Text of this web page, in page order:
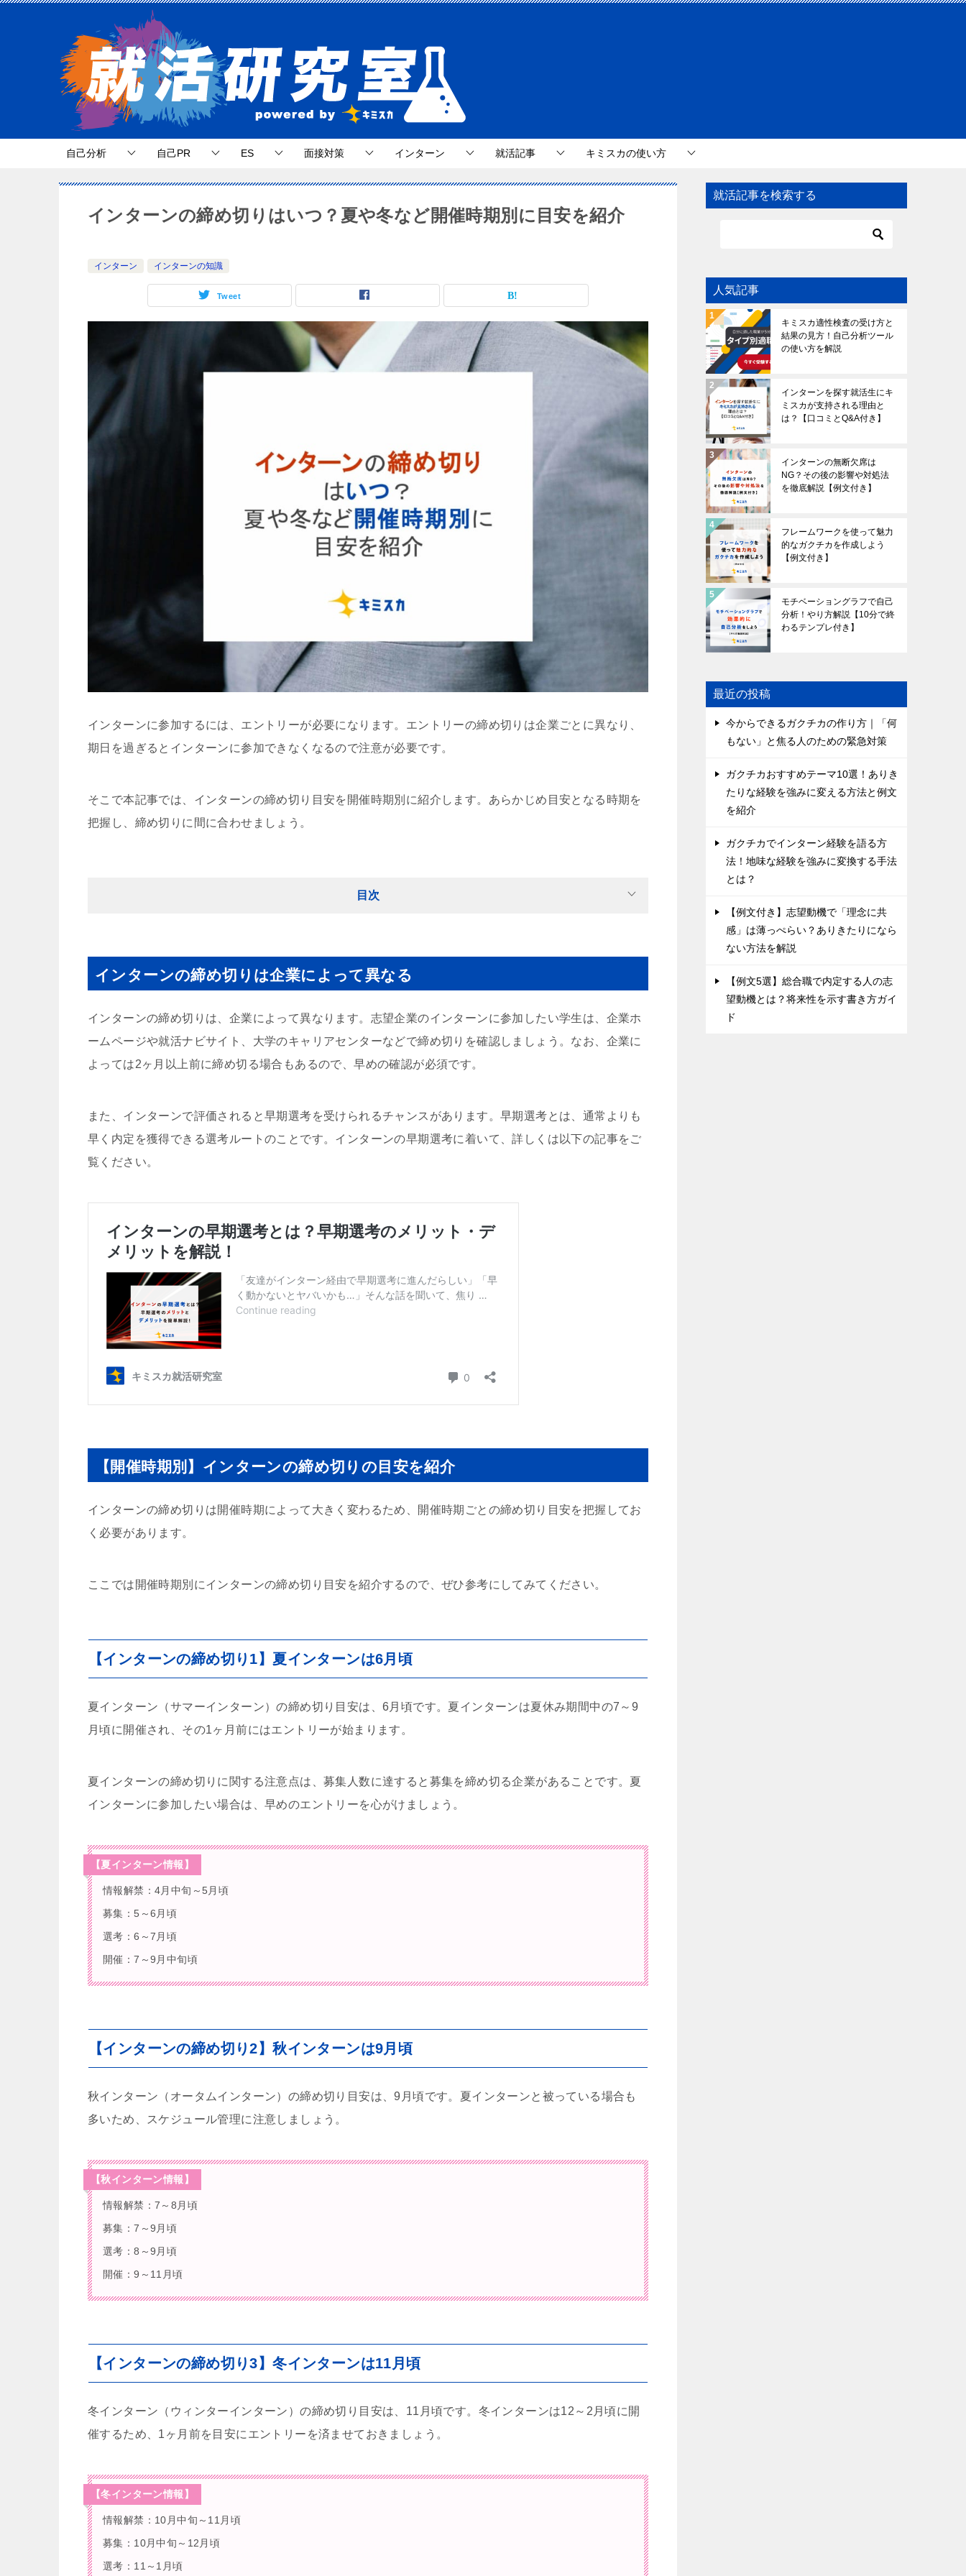
自己分析 自己PR ES 面接対策 インターン 就活記事 キミスカの使い方
インターンの締め切りはいつ？夏や冬など開催時期別に目安を紹介
インターン インターンの知識
Tweet
インターンに参加するには、エントリーが必要になります。エントリーの締め切りは企業ごとに異なり、
期日を過ぎるとインターンに参加できなくなるので注意が必要です。
そこで本記事では、インターンの締め切り目安を開催時期別に紹介します。あらかじめ目安となる時期を
把握し、締め切りに間に合わせましょう。
目次
インターンの締め切りは企業によって異なる
インターンの締め切りは、企業によって異なります。志望企業のインターンに参加したい学生は、企業ホ
ームページや就活ナビサイト、大学のキャリアセンターなどで締め切りを確認しましょう。なお、企業に
よっては2ヶ月以上前に締め切る場合もあるので、早めの確認が必須です。
また、インターンで評価されると早期選考を受けられるチャンスがあります。早期選考とは、通常よりも
早く内定を獲得できる選考ルートのことです。インターンの早期選考に着いて、詳しくは以下の記事をご
覧ください。
【開催時期別】インターンの締め切りの目安を紹介
インターンの締め切りは開催時期によって大きく変わるため、開催時期ごとの締め切り目安を把握してお
く必要があります。
ここでは開催時期別にインターンの締め切り目安を紹介するので、ぜひ参考にしてみてください。
【インターンの締め切り1】夏インターンは6月頃
夏インターン（サマーインターン）の締め切り目安は、6月頃です。夏インターンは夏休み期間中の7～9
月頃に開催され、その1ヶ月前にはエントリーが始まります。
夏インターンの締め切りに関する注意点は、募集人数に達すると募集を締め切る企業があることです。夏
インターンに参加したい場合は、早めのエントリーを心がけましょう。
【夏インターン情報】
情報解禁：4月中旬～5月頃
募集：5～6月頃
選考：6～7月頃
開催：7～9月中旬頃
【インターンの締め切り2】秋インターンは9月頃
秋インターン（オータムインターン）の締め切り目安は、9月頃です。夏インターンと被っている場合も
多いため、スケジュール管理に注意しましょう。
【秋インターン情報】
情報解禁：7～8月頃
募集：7～9月頃
選考：8～9月頃
開催：9～11月頃
【インターンの締め切り3】冬インターンは11月頃
冬インターン（ウィンターインターン）の締め切り目安は、11月頃です。冬インターンは12～2月頃に開
催するため、1ヶ月前を目安にエントリーを済ませておきましょう。
【冬インターン情報】
情報解禁：10月中旬～11月頃
募集：10月中旬～12月頃
選考：11～1月頃
就活記事を検索する
人気記事
キミスカ適性検査の受け方と
結果の見方！自己分析ツール
の使い方を解説
インターンを探す就活生にキ
ミスカが支持される理由と
は？【口コミとQ&A付き】
インターンの無断欠席は
NG？その後の影響や対処法
を徹底解説【例文付き】
フレームワークを使って魅力
的なガクチカを作成しよう
【例文付き】
モチベーショングラフで自己
分析！やり方解説【10分で終
わるテンプレ付き】
最近の投稿
今からできるガクチカの作り方｜「何
もない」と焦る人のための緊急対策
ガクチカおすすめテーマ10選！ありき
たりな経験を強みに変える方法と例文
を紹介
ガクチカでインターン経験を語る方
法！地味な経験を強みに変換する手法
とは？
【例文付き】志望動機で「理念に共
感」は薄っぺらい？ありきたりになら
ない方法を解説
【例文5選】総合職で内定する人の志
望動機とは？将来性を示す書き方ガイ
ド